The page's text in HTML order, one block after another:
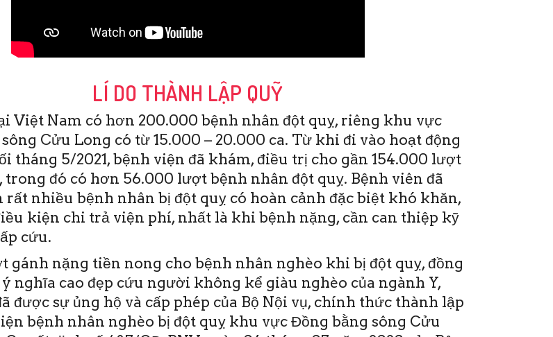
Đột quỵ Tim
vừa ra mắt
bệnh nhân
bị đột quỵ khu vực
hoạt động
Thứ Sáu, 19/6/2020
tại Bệnh viện Đột quỵ Tim
mạch Cần Thơ đã diễn ra Hội
thảo và Đào tạo y khoa liên
tục CME. Đây …
LÍ DO THÀNH LẬP QUỸ
Việt Nam có hơn 200.000 bệnh nhân đột quỵ, riêng khu vực
Cửu Long có từ 15.000 – 20.000 ca. Từ khi đi vào hoạt động
tháng 5/2021, bệnh viện đã khám, điều trị cho gần 154.000 lượt
trong đó có hơn 56.000 lượt bệnh nhân đột quỵ. Bệnh viên đã
rất nhiều bệnh nhân bị đột quỵ có hoàn cảnh đặc biệt khó khăn,
kiện chi trả viện phí, nhất là khi bệnh nặng, cần can thiệp kỹ
cứu.
gánh nặng tiền nong cho bệnh nhân nghèo khi bị đột quỵ, đồng
nghĩa cao đẹp cứu người không kể giàu nghèo của ngành Y,
được sự ủng hộ và cấp phép của Bộ Nội vụ, chính thức thành lập
bệnh nhân nghèo bị đột quỵ khu vực Đồng bằng sông Cửu